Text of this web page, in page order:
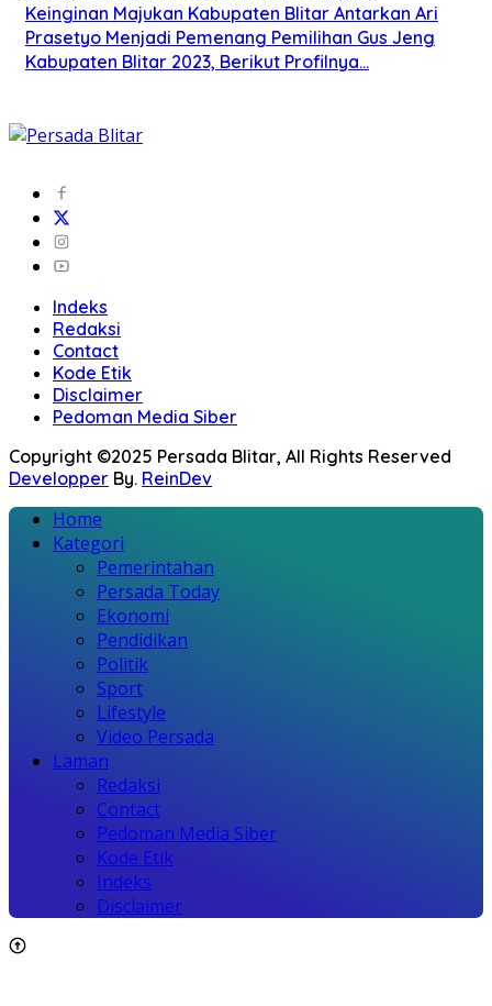
Keinginan Majukan Kabupaten Blitar Antarkan Ari
Prasetyo Menjadi Pemenang Pemilihan Gus Jeng
Kabupaten Blitar 2023, Berikut Profilnya…
Indeks
Redaksi
Contact
Kode Etik
Disclaimer
Pedoman Media Siber
Copyright ©2025 Persada Blitar, All Rights Reserved
Developper By. ReinDev
Home
Kategori
Pemerintahan
Persada Today
Ekonomi
Pendidikan
Politik
Sport
Lifestyle
Video Persada
Laman
Redaksi
Contact
Pedoman Media Siber
Kode Etik
Indeks
Disclaimer